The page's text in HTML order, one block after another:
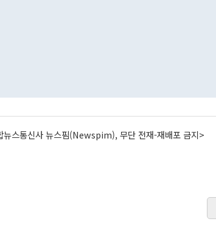
뉴스통신사 뉴스핌(Newspim), 무단 전재-재배포 금지>